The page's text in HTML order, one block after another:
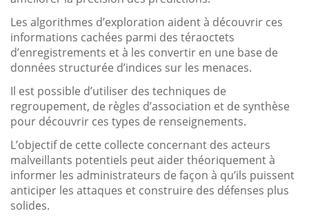
Les algorithmes d’exploration aident à découvrir ces
informations cachées parmi des téraoctets
d’enregistrements et à les convertir en une base de
données structurée d’indices sur les menaces.
Il est possible d’utiliser des techniques de
regroupement, de règles d’association et de synthèse
pour découvrir ces types de renseignements.
L’objectif de cette collecte concernant des acteurs
malveillants potentiels peut aider théoriquement à
informer les administrateurs de façon à qu’ils puissent
anticiper les attaques et construire des défenses plus
solides.